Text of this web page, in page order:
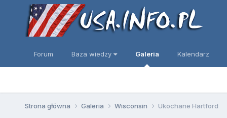
Forum Baza wiedzy Galeria Kalendarz
Strona główna Galeria Wisconsin Ukochane Hartford